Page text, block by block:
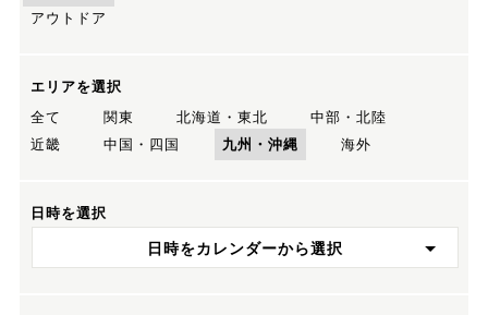
アウトドア
エリアを選択
全て
関東 北海道・東北
中部・北陸
近畿
中国・四国 九州・沖縄 海外
日時を選択
日時をカレンダーから選択